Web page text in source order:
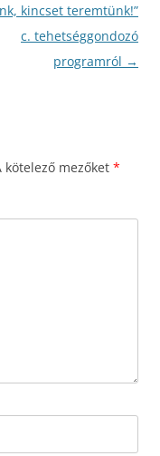
kincset teremtünk!”
c. tehetséggondozó
programról →
kötelező mezőket *